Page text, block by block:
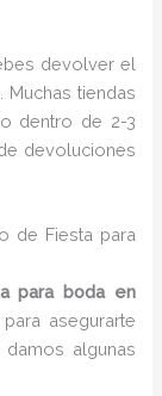
devolver el
tiendas
dentro de 2-3
devoluciones
de Fiesta para
para boda en
asegurarte
algunas